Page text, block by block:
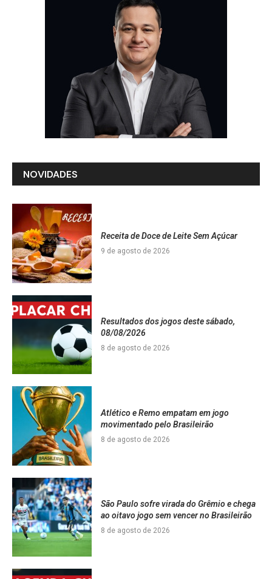
NOVIDADES
Receita de Doce de Leite Sem Açúcar
9 de agosto de 2026
Resultados dos jogos deste sábado,
08/08/2026
8 de agosto de 2026
Atlético e Remo empatam em jogo
movimentado pelo Brasileirão
8 de agosto de 2026
São Paulo sofre virada do Grêmio e chega
ao oitavo jogo sem vencer no Brasileirão
8 de agosto de 2026